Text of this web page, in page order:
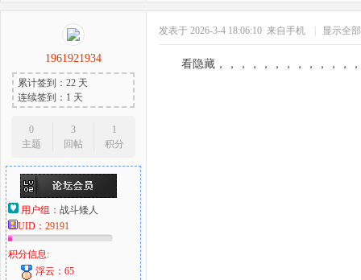
1961921934
累计签到：22 天
连续签到：1 天
0
主题
3
回帖
1
积分
用户组： 战斗矮人
UID： 29191
积分信息:
浮云：65
发表于 2026-3-4 18:06:10 来自手机 显示全
看隐藏，，，，，，，，，，，，